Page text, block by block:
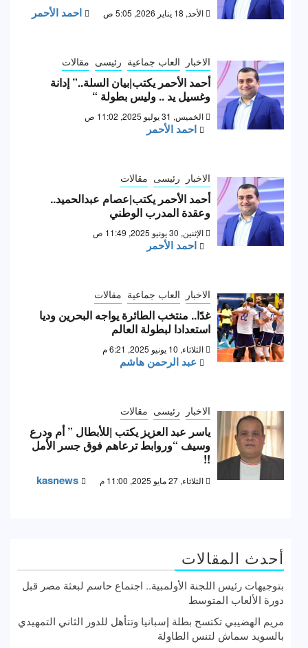
الأحد, 18 يناير 2026, 5:05 ص احمد الأحمر
الاخبار العاب جماعية رئيسى مقالات
أحمد الأحمر يكتب|بيان السلة..” إدانة
وغسيل يد .. وليس بطولة “
الخميس, 31 يوليو 2025, 11:02 ص
احمد الأحمر
الاخبار رئيسى مقالات
أحمد الأحمر يكتب|عصام عبدالحميد..
وعقدة المدرب الوطني
الإثنين, 30 يونيو 2025, 11:49 ص
احمد الأحمر
الاخبار العاب جماعية مقالات
غدًا.. منتخب الطائرة يواجه البحرين وديا
استعدادا لبطولة العالم
الثلاثاء, 10 يونيو 2025, 6:21 م
عبد الرحمن هاشم
الاخبار رئيسى مقالات
ياسر عبد العزيز يكتب |للأبطال ” أم ودرع
وسيف “وروابط ترعاهم فوق جسر الأمل
!!
الثلاثاء, 27 مايو 2025, 11:00 م kasnews
أحدث المقالات
بتوجيهات رئيس اللجنة الأولمبية.. اجتماع حاسم لبعثة مصر قبل
دورة الألعاب المتوسط
مريم الهضيبي تكتسح بطلة إسبانيا وتتأهل للدور الثاني التمهيدي
بالسويد سماش لتنس الطاولة